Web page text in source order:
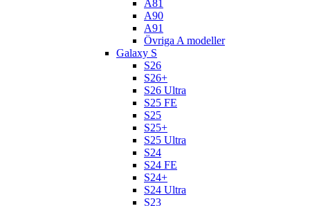
A81
A90
A91
Övriga A modeller
Galaxy S
S26
S26+
S26 Ultra
S25 FE
S25
S25+
S25 Ultra
S24
S24 FE
S24+
S24 Ultra
S23